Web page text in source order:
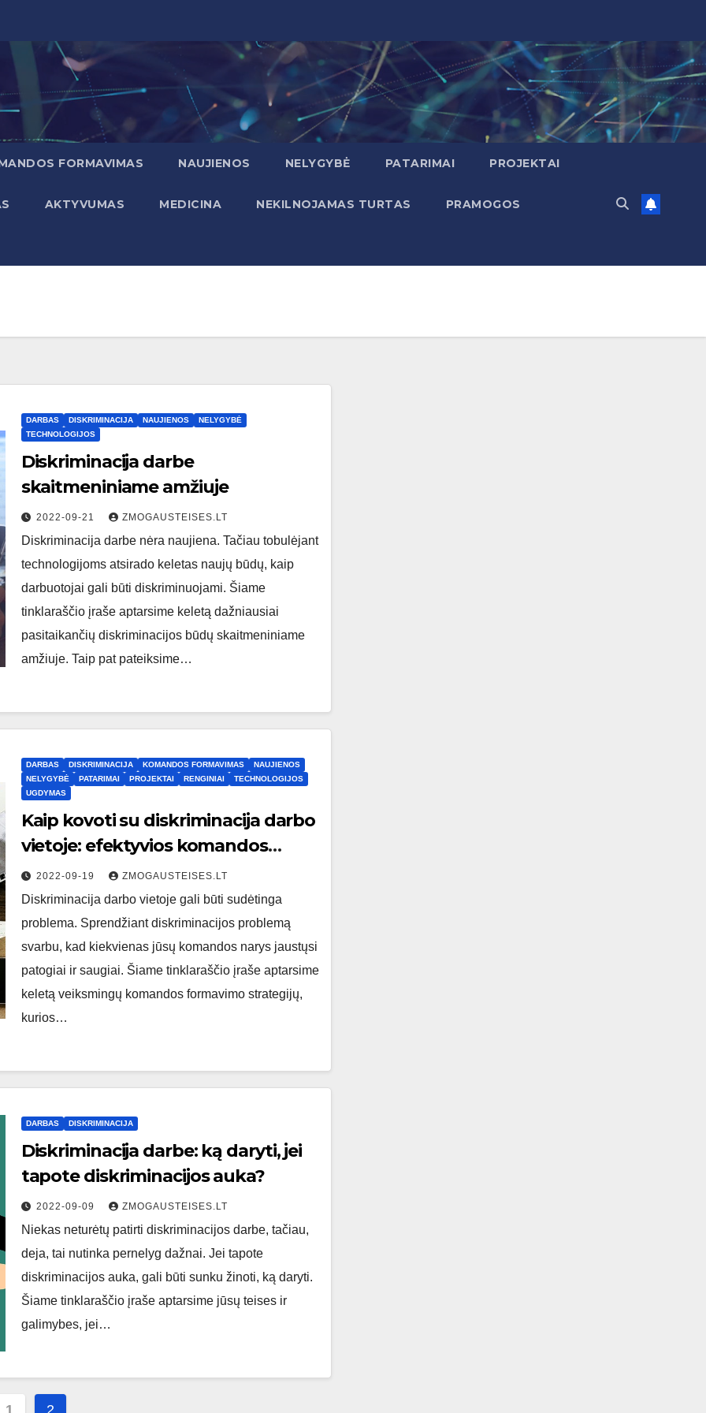
FORMAVIMAS NAUJIENOS NELYGYBĖ PATARIMAI PROJEKTAI
AKTYVUMAS MEDICINA NEKILNOJAMAS TURTAS PRAMOGOS
DARBAS DISKRIMINACIJA NAUJIENOS
NELYGYBĖ
TECHNOLOGIJOS
Diskriminacija darbe
skaitmeniniame amžiuje
2022-09-21 ZMOGAUSTEISES.LT
Diskriminacija darbe nėra naujiena. Tačiau tobulėjant
technologijoms atsirado keletas naujų būdų, kaip
darbuotojai gali būti diskriminuojami. Šiame
tinklaraščio įraše aptarsime keletą dažniausiai
pasitaikančių diskriminacijos būdų skaitmeniniame
amžiuje. Taip pat pateiksime…
DARBAS DISKRIMINACIJA KOMANDOS FORMAVIMAS
NAUJIENOS
NELYGYBĖ
PATARIMAI PROJEKTAI RENGINIAI
TECHNOLOGIJOS
UGDYMAS
Kaip kovoti su diskriminacija darbo
vietoje: efektyvios komandos
formavimo strategijos
2022-09-19 ZMOGAUSTEISES.LT
Diskriminacija darbo vietoje gali būti sudėtinga
problema. Sprendžiant diskriminacijos problemą
svarbu, kad kiekvienas jūsų komandos narys jaustųsi
patogiai ir saugiai. Šiame tinklaraščio įraše aptarsime
keletą veiksmingų komandos formavimo strategijų,
kurios…
DARBAS DISKRIMINACIJA
Diskriminacija darbe: ką daryti, jei
tapote diskriminacijos auka?
2022-09-09 ZMOGAUSTEISES.LT
Niekas neturėtų patirti diskriminacijos darbe, tačiau,
deja, tai nutinka pernelyg dažnai. Jei tapote
diskriminacijos auka, gali būti sunku žinoti, ką daryti.
Šiame tinklaraščio įraše aptarsime jūsų teises ir
galimybes, jei…
1 2